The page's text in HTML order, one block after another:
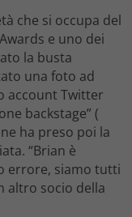
che si occupa del
e uno dei
la busta
una foto ad
account Twitter
backstage” (
ha preso poi la
“Brian è
errore, siamo tutti
altro socio della